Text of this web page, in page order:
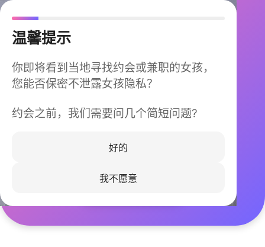
温馨提示
你即将看到当地寻找约会或兼职的女孩，
您能否保密不泄露女孩隐私？
约会之前，我们需要问几个简短问题?
好的
我不愿意
今晚不再孤单
同城快速匹配，马上认识身边的TA
立即下载